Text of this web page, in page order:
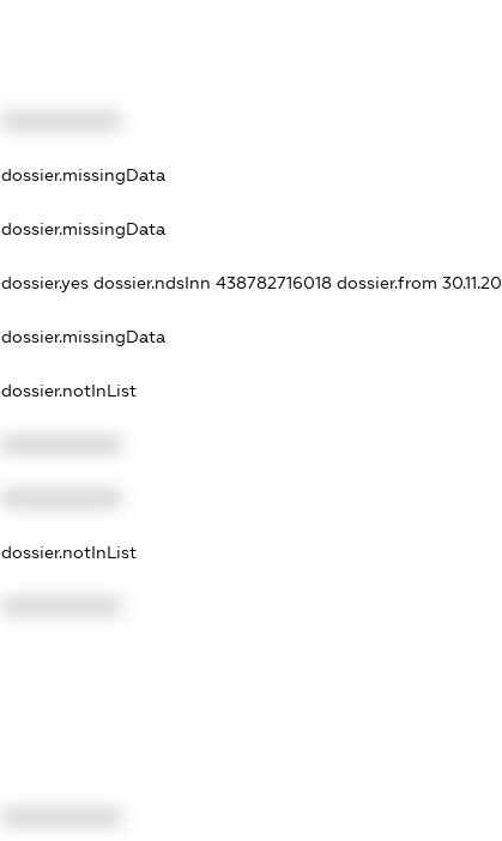
dossier.missingData
dossier.missingData
dossier.yes dossier.ndsInn 438782716018 dossier.from 30.11.20
dossier.missingData
dossier.notInList
dossier.notInList